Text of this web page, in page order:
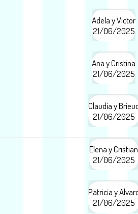
Adela y Victor
21/06/2025
Ana y Cristina
21/06/2025
Claudia y
21/06/2025
Elena y Cristian
21/06/2025
Patricia y
21/06/2025